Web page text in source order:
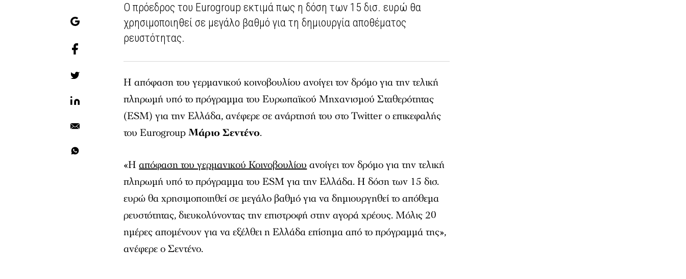
Ο πρόεδρος του Eurogroup εκτιμά πως η δόση των 15 δισ. ευρώ θα
χρησιμοποιηθεί σε μεγάλο βαθμό για τη δημιουργία αποθέματος
ρευστότητας.
Η απόφαση του γερμανικού κοινοβουλίου ανοίγει τον δρόμο για την τελική
πληρωμή υπό το πρόγραμμα του Ευρωπαϊκού Μηχανισμού Σταθερότητας
(ESM) για την Ελλάδα, ανέφερε σε ανάρτησή του στο Twitter ο επικεφαλής
του EurogroupΜάριο Σεντένο.
«Ηαπόφαση του γερμανικού Κοινοβουλίου ανοίγει τον δρόμο για την τελική
πληρωμή υπό το πρόγραμμα του ESM για την Ελλάδα. Η δόση των 15 δισ.
ευρώ θα χρησιμοποιηθεί σε μεγάλο βαθμό για να δημιουργηθεί το απόθεμα
ρευστότητας, διευκολύνοντας την επιστροφή στην αγορά χρέους. Μόλις 20
ημέρες απομένουν για να εξέλθει η Ελλάδα επίσημα από το πρόγραμμά της»,
ανέφερε ο Σεντένο.